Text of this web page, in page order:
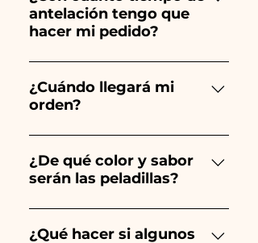
antelación tengo que
hacer mi pedido?
Ceramiche Ania crea y pinta
totalmente a mano, ¡por lo que
su creación lleva mucho
por lo que siempre
recomendamos realizar tu
de los horarios indicados,
¿Cuándo llegará mi
orden?
Se garantiza la recepción del
pedido 10/15 días antes del
evento.
¿De qué color y sabor
serán las peladillas?
El sabor de las peladillas
siempre será almendrado, el
¿Qué hacer si algunos